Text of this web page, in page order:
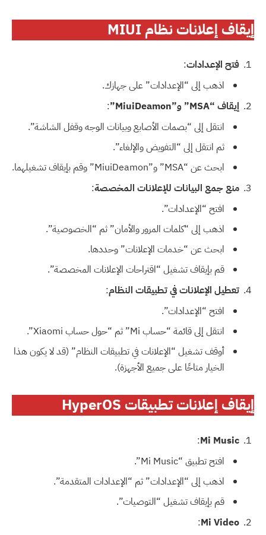
إيقاف إعلانات نظام MIUI
فتح الإعدادات:
اذهب إلى “الإعدادات” على جهازك.
إيقاف “MSA” و”MiuiDeamon”
:
انتقل إلى “بصمات الأصابع وبيانات الوجه وقفل الشاشة”.
ثم انتقل إلى “التفويض والإلغاء”.
ابحث عن “MSA” و”MiuiDeamon” وقم بإيقاف تشغيلهما.
منع جمع البيانات للإعلانات المخصصة:
افتح “الإعدادات”.
اذهب إلى “كلمات المرور والأمان” ثم “الخصوصية”.
ابحث عن “خدمات الإعلانات” وحددها.
قم بإيقاف تشغيل “اقتراحات الإعلانات المخصصة”.
تعطيل الإعلانات في تطبيقات النظام:
افتح “الإعدادات”.
انتقل إلى قائمة “حساب Mi” ثم “حول حساب Xiaomi”.
أوقف تشغيل “الإعلانات في تطبيقات النظام” (قد لا يكون هذا
الخيار متاحًا على جميع الأجهزة).
إيقاف إعلانات تطبيقات HyperOS
Mi Music
:
افتح تطبيق “Mi Music”.
اذهب إلى “الإعدادات” ثم “الإعدادات المتقدمة”.
قم بإيقاف تشغيل “التوصيات”.
Mi Video
: